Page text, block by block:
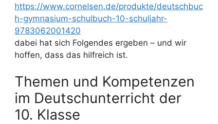
https://www.cornelsen.de/produkte/deutschbuc
h-gymnasium-schulbuch-10-schuljahr-
9783062001420
dabei hat sich Folgendes ergeben – und wir
hoffen, dass das hilfreich ist.
Themen und Kompetenzen
im Deutschunterricht der
10. Klasse